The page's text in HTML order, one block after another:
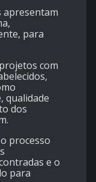
apresentam
para
com
qualidade
dos
processo
e o
para